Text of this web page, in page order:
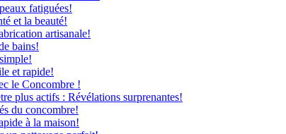
fatiguées!
et la beauté!
artisanale!
bains!
et rapide!
le Concombre !
plus actifs : Révélations surprenantes!
du concombre!
à la maison!